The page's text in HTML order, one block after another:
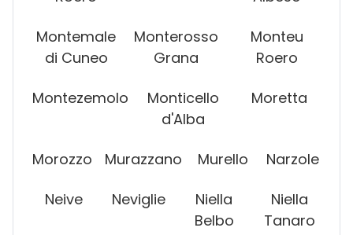
Montemale
di Cuneo
Monterosso
Grana
Monteu
Roero
Montezemolo
Monticello
d'Alba
Moretta
Morozzo Murazzano Murello Narzole
Neive Neviglie
Niella
Belbo
Niella
Tanaro